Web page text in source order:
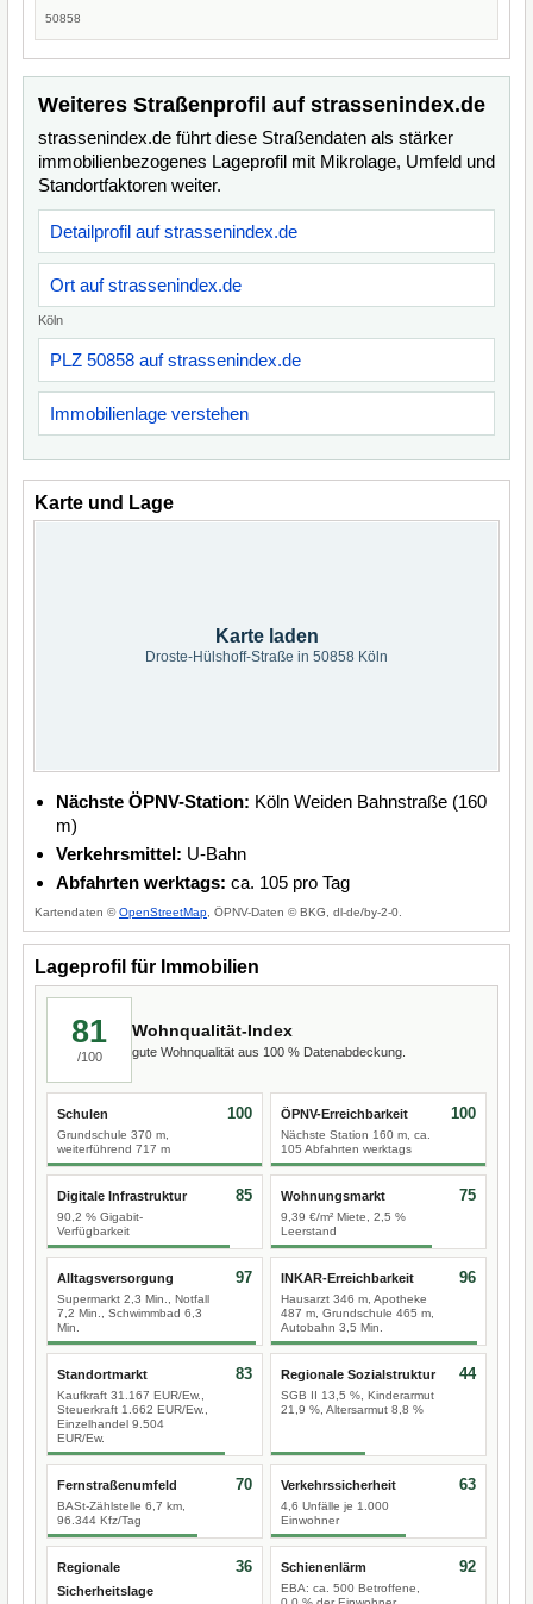
50858
Weiteres Straßenprofil auf strassenindex.de
strassenindex.de führt diese Straßendaten als stärker
immobilienbezogenes Lageprofil mit Mikrolage, Umfeld und
Standortfaktoren weiter.
Detailprofil auf strassenindex.de
Ort auf strassenindex.de
Köln
PLZ 50858 auf strassenindex.de
Immobilienlage verstehen
Karte und Lage
Karte laden
Droste-Hülshoff-Straße in 50858 Köln
Nächste ÖPNV-Station: Köln Weiden Bahnstraße (160
m)
Verkehrsmittel: U-Bahn
Abfahrten werktags: ca. 105 pro Tag
Kartendaten ©OpenStreetMap , ÖPNV-Daten © BKG, dl-de/by-2-0.
Lageprofil für Immobilien
81
/100
Wohnqualität-Index
gute Wohnqualität aus 100 % Datenabdeckung.
Schulen
Grundschule 370 m,
weiterführend 717 m
100 ÖPNV-Erreichbarkeit
Nächste Station 160 m, ca.
105 Abfahrten werktags
100
Digitale Infrastruktur
90,2 % Gigabit-
Verfügbarkeit
85 Wohnungsmarkt
9,39 €/m² Miete, 2,5 %
Leerstand
75
Alltagsversorgung
Supermarkt 2,3 Min., Notfall
7,2 Min., Schwimmbad 6,3
Min.
97 INKAR-Erreichbarkeit
Hausarzt 346 m, Apotheke
487 m, Grundschule 465 m,
Autobahn 3,5 Min.
96
Standortmarkt
Kaufkraft 31.167 EUR/Ew.,
Steuerkraft 1.662 EUR/Ew.,
Einzelhandel 9.504
EUR/Ew.
83 Regionale Sozialstruktur
SGB II 13,5 %, Kinderarmut
21,9 %, Altersarmut 8,8 %
44
Fernstraßenumfeld
BASt-Zählstelle 6,7 km,
96.344 Kfz/Tag
70 Verkehrssicherheit
4,6 Unfälle je 1.000
Einwohner
63
Regionale
Sicherheitslage
36 Schienenlärm
EBA: ca. 500 Betroffene,
92